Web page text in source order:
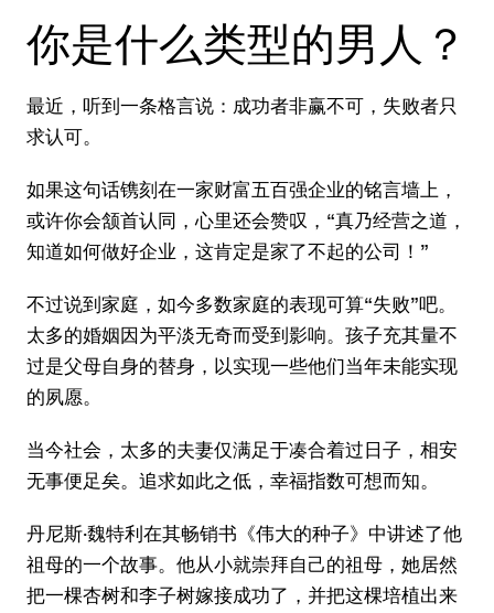
你是什么类型的男人？
最近，听到一条格言说：成功者非赢不可，失败者只
求认可。
如果这句话镌刻在一家财富五百强企业的铭言墙上，
或许你会颔首认同，心里还会赞叹，“真乃经营之道，
知道如何做好企业，这肯定是家了不起的公司！”
不过说到家庭，如今多数家庭的表现可算“失败”吧。
太多的婚姻因为平淡无奇而受到影响。孩子充其量不
过是父母自身的替身，以实现一些他们当年未能实现
的夙愿。
当今社会，太多的夫妻仅满足于凑合着过日子，相安
无事便足矣。追求如此之低，幸福指数可想而知。
丹尼斯·魏特利在其畅销书《伟大的种子》中讲述了他
祖母的一个故事。他从小就崇拜自己的祖母，她居然
把一棵杏树和李子树嫁接成功了，并把这棵培植出来